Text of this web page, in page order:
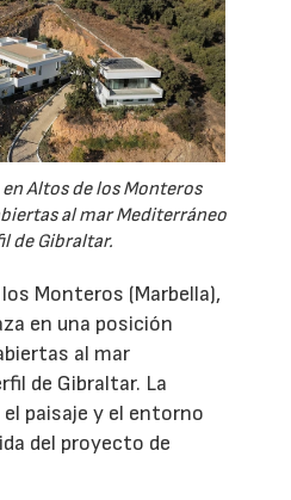
Altos de los Monteros
al mar Mediterráneo
de Gibraltar.
Monteros (Marbella),
en una posición
al mar
de Gibraltar. La
paisaje y el entorno
del proyecto de